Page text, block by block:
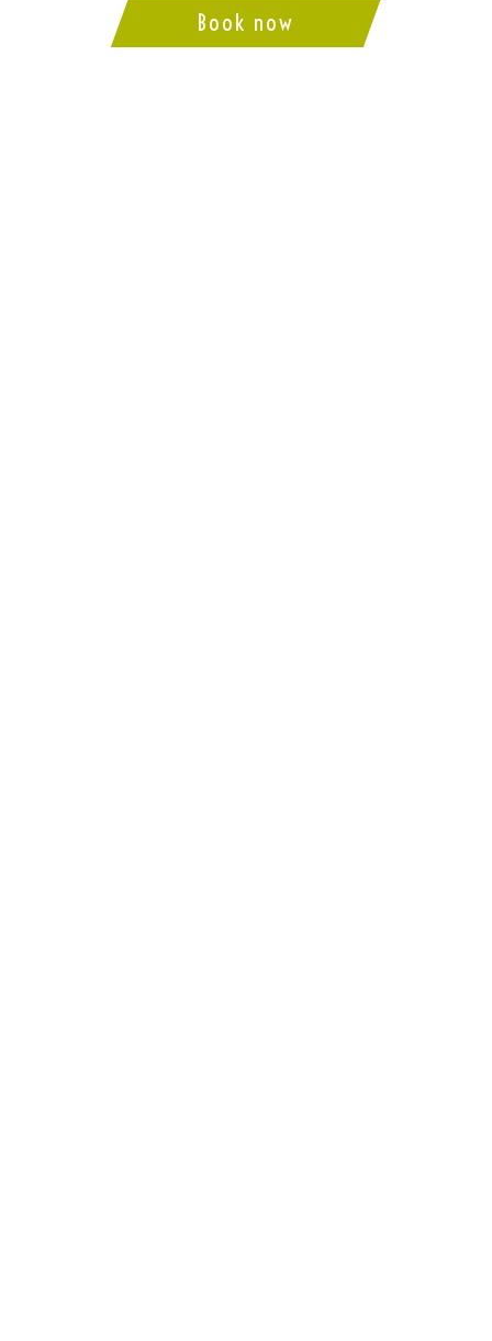
Book now